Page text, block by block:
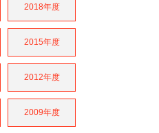
2018年度
2015年度
2012年度
2009年度